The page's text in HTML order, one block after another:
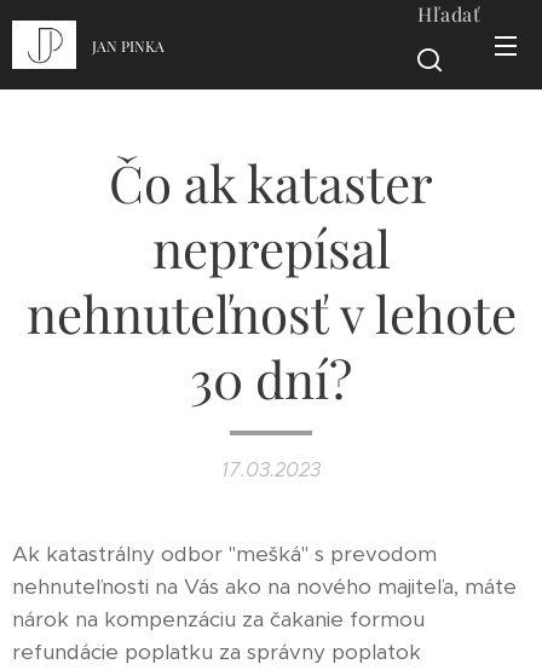
JAN PINKA
Hľadať
Čo ak kataster
neprepísal
nehnuteľnosť v lehote
30 dní?
17.03.2023
Ak katastrálny odbor "mešká" s prevodom
nehnuteľnosti na Vás ako na nového majiteľa, máte
nárok na kompenzáciu za čakanie formou
refundácie poplatku za správny poplatok